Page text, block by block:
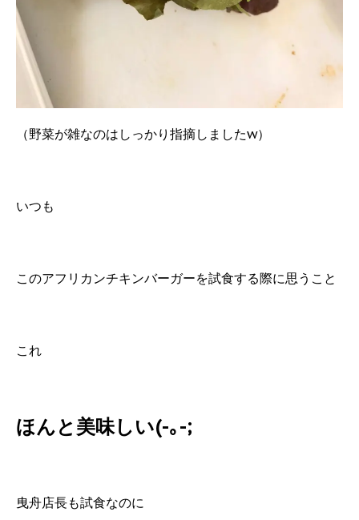
（野菜が雑なのはしっかり指摘しましたw）
いつも
このアフリカンチキンバーガーを試食する際に思うこと
これ
ほんと美味しい(-｡-;
曳舟店長も試食なのに